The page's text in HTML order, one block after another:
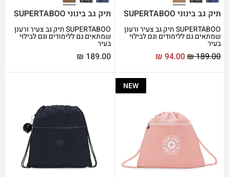
תיק גב בינוני SUPERTABOO
SUPERTABOO תיק גב צעיר ורענן
שמתאים גם ללימודים וגם לבילוי
בעיר
₪189.00
₪ 94.00
תיק גב בינוני SUPERTABOO
SUPERTABOO תיק גב צעיר ורענן
שמתאים גם ללימודים וגם לבילוי
בעיר
₪ 189.00
NEW